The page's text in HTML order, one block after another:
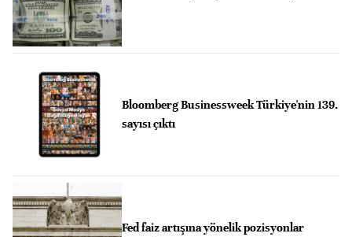
Bloomberg Businessweek Türkiye'nin 139.
sayısı çıktı
Fed faiz artışına yönelik pozisyonlar